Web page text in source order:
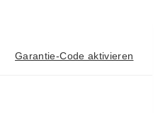
Garantie-Code aktivieren